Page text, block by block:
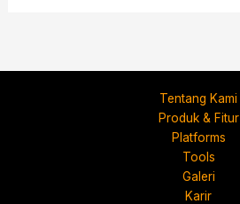
Tentang Kami
Produk & Fitur
Platforms
Tools
Galeri
Karir